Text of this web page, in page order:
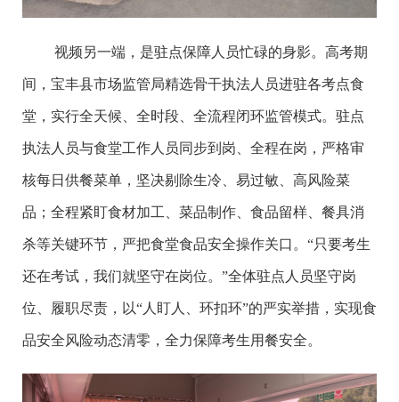
视频另一端，是驻点保障人员忙碌的身影。高考期
间，宝丰县市场监管局精选骨干执法人员进驻各考点食
堂，实行全天候、全时段、全流程闭环监管模式。驻点
执法人员与食堂工作人员同步到岗、全程在岗，严格审
核每日供餐菜单，坚决剔除生冷、易过敏、高风险菜
品；全程紧盯食材加工、菜品制作、食品留样、餐具消
杀等关键环节，严把食堂食品安全操作关口。“只要考生
还在考试，我们就坚守在岗位。”全体驻点人员坚守岗
位、履职尽责，以“人盯人、环扣环”的严实举措，实现食
品安全风险动态清零，全力保障考生用餐安全。